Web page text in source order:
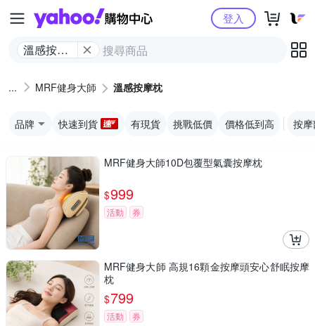
Yahoo購物中心
溫感按摩
登入
MRF健身大師 溫感按摩枕
品牌 快速到貨 有現貨 挑戰低價 價格低到高 按
MRF健身大師10D包覆型氣囊按摩枕
$999
活動 券
MRF健身大師 高規16顆金按摩頭安心舒眠按摩
枕
$799
活動 券